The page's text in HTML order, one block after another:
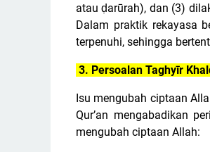
atau ḍarūrah), dan (3)
Dalam praktik rekayasa
terpenuhi, sehingga
3. Persoalan Taghyīr
Isu mengubah ciptaan
Qur’an mengabadikan
mengubah ciptaan Allah: